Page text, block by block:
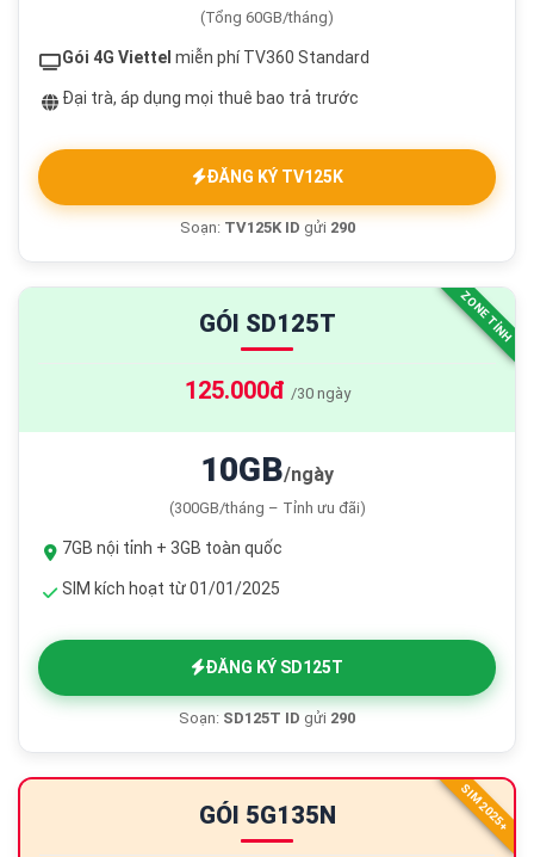
(Tổng 60GB/tháng)
Gói 4G Viettel miễn phí TV360 Standard
Đại trà, áp dụng mọi thuê bao trả trước
ĐĂNG KÝ TV125K
Soạn: TV125K ID gửi 290
ZONE TỈNH
GÓI SD125T
125.000đ /30 ngày
10GB/ngày
(300GB/tháng – Tỉnh ưu đãi)
7GB nội tỉnh + 3GB toàn quốc
SIM kích hoạt từ 01/01/2025
ĐĂNG KÝ SD125T
Soạn: SD125T ID gửi 290
SIM 2025+
GÓI 5G135N